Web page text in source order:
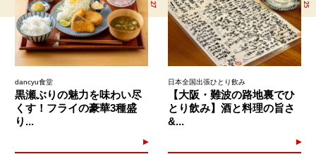
dancyu食堂
黒瀬ぶりの魅力を味わい尽
くす！フライの豪華3種盛
り...
日本全国出張ひとり飲み
【大阪・難波の路地裏でひ
とり飲み】酒と料理の旨さ
&...